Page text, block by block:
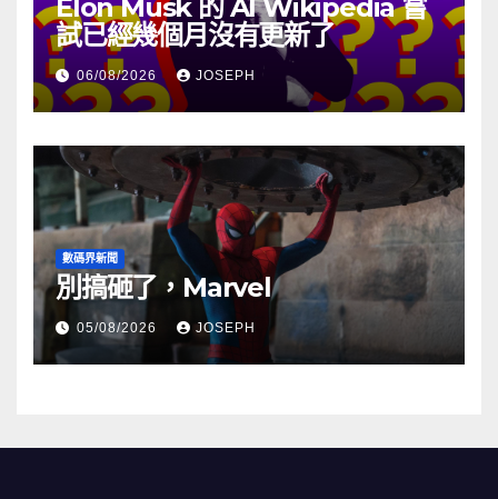
Elon Musk 的 AI Wikipedia 嘗
試已經幾個月沒有更新了
06/08/2026 JOSEPH
數碼界新聞
別搞砸了，Marvel
05/08/2026 JOSEPH